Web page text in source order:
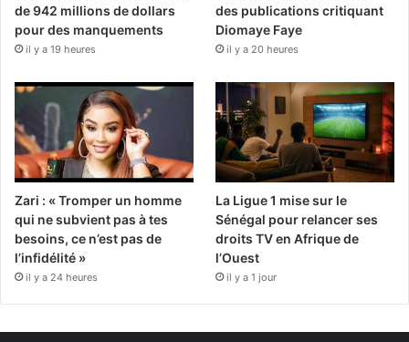
de 942 millions de dollars
pour des manquements
il y a 19 heures
des publications critiquant
Diomaye Faye
il y a 20 heures
Zari : « Tromper un homme
qui ne subvient pas à tes
besoins, ce n’est pas de
l’infidélité »
il y a 24 heures
La Ligue 1 mise sur le
Sénégal pour relancer ses
droits TV en Afrique de
l’Ouest
il y a 1 jour